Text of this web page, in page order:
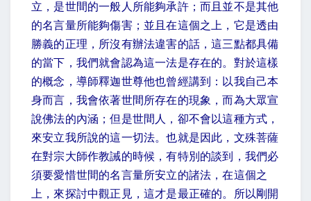
立，是世間的一般人所能夠承許；而且並不是其他
的名言量所能夠傷害；並且在這個之上，它是透由
勝義的正理，所沒有辦法違害的話，這三點都具備
的當下，我們就會認為這一法是存在的。對於這樣
的概念，導師釋迦世尊他也曾經講到：以我自己本
身而言，我會依著世間所存在的現象，而為大眾宣
說佛法的內涵；但是世間人，卻不會以這種方式，
來安立我所說的這一切法。也就是因此，文殊菩薩
在對宗大師作教誡的時候，有特別的談到，我們必
須要愛惜世間的名言量所安立的諸法，在這個之
上，來探討中觀正見，這才是最正確的。所以剛開